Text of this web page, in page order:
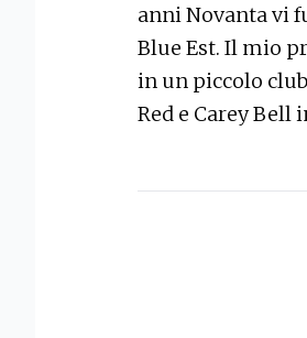
anni Novanta vi
Blue Est. Il mio
in un piccolo
Red e Carey